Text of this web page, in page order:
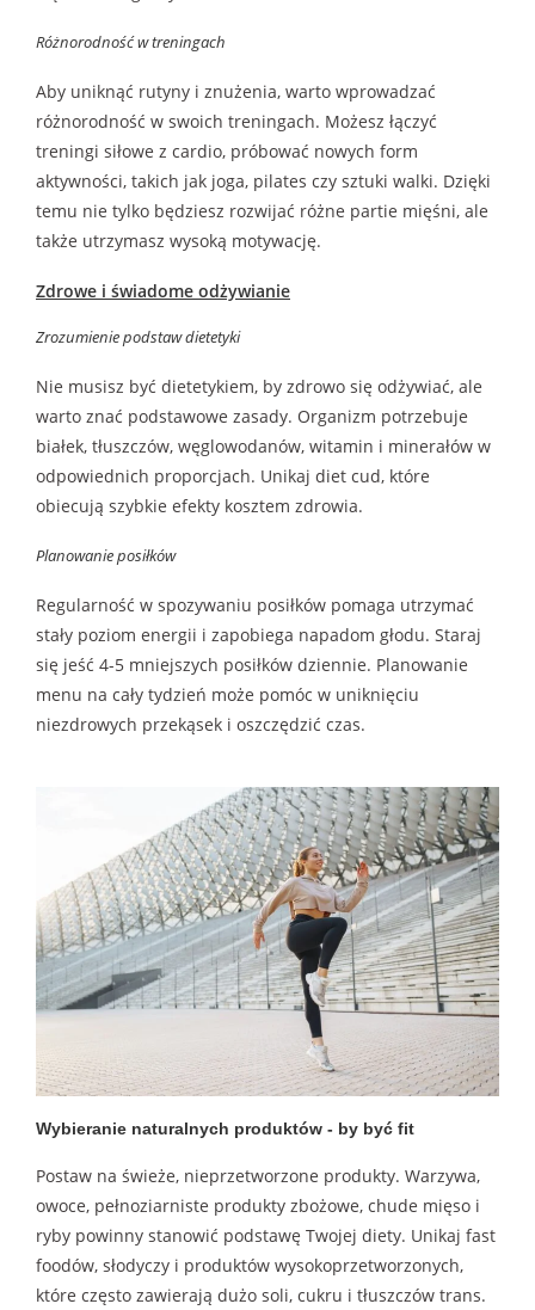
Różnorodność w treningach
Aby uniknąć rutyny i znużenia, warto wprowadzać
różnorodność w swoich treningach. Możesz łączyć
treningi siłowe z cardio, próbować nowych form
aktywności, takich jak joga, pilates czy sztuki walki. Dzięki
temu nie tylko będziesz rozwijać różne partie mięśni, ale
także utrzymasz wysoką motywację.
Zdrowe i świadome odżywianie
Zrozumienie podstaw dietetyki
Nie musisz być dietetykiem, by zdrowo się odżywiać, ale
warto znać podstawowe zasady. Organizm potrzebuje
białek, tłuszczów, węglowodanów, witamin i minerałów w
odpowiednich proporcjach. Unikaj diet cud, które
obiecują szybkie efekty kosztem zdrowia.
Planowanie posiłków
Regularność w spozywaniu posiłków pomaga utrzymać
stały poziom energii i zapobiega napadom głodu. Staraj
się jeść 4-5 mniejszych posiłków dziennie. Planowanie
menu na cały tydzień może pomóc w uniknięciu
niezdrowych przekąsek i oszczędzić czas.
Wybieranie naturalnych produktów - by być fit
Postaw na świeże, nieprzetworzone produkty. Warzywa,
owoce, pełnoziarniste produkty zbożowe, chude mięso i
ryby powinny stanowić podstawę Twojej diety. Unikaj fast
foodów, słodyczy i produktów wysokoprzetworzonych,
które często zawierają dużo soli, cukru i tłuszczów trans.